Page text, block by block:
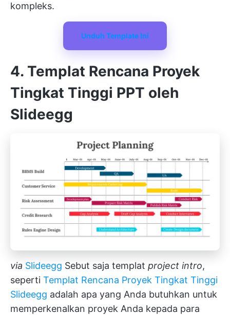
kompleks.
Unduh Template Ini
4. Templat Rencana Proyek
Tingkat Tinggi PPT oleh
Slideegg
via Slideegg Sebut saja templat project intro,
seperti Templat Rencana Proyek Tingkat Tinggi
Slideegg adalah apa yang Anda butuhkan untuk
memperkenalkan proyek Anda kepada para